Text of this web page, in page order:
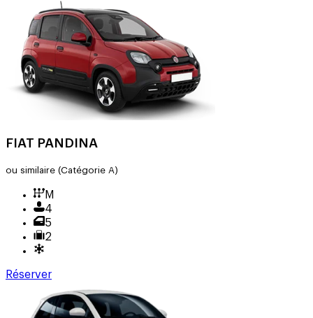
FIAT PANDINA
ou similaire (Catégorie A)
M
4
5
2
Réserver